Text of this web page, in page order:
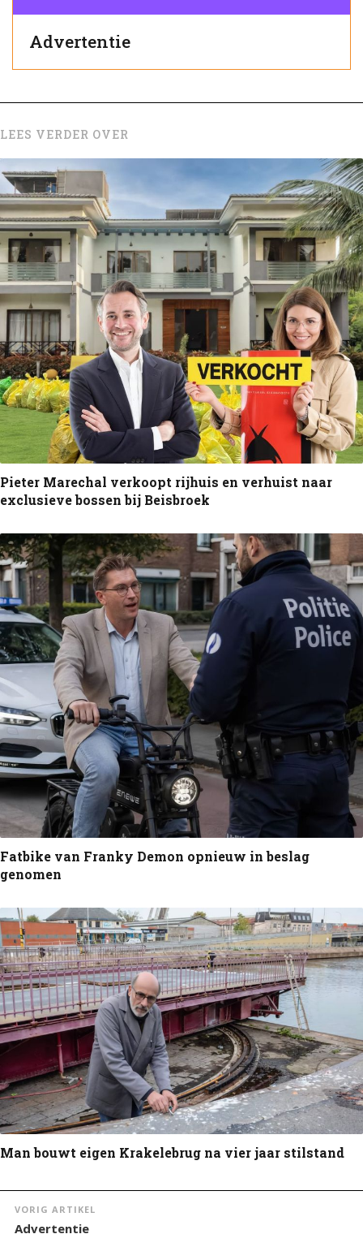
Advertentie
LEES VERDER OVER
Pieter Marechal verkoopt rijhuis en verhuist naar
exclusieve bossen bij Beisbroek
Fatbike van Franky Demon opnieuw in beslag
genomen
Man bouwt eigen Krakelebrug na vier jaar stilstand
VORIG ARTIKEL
Advertentie